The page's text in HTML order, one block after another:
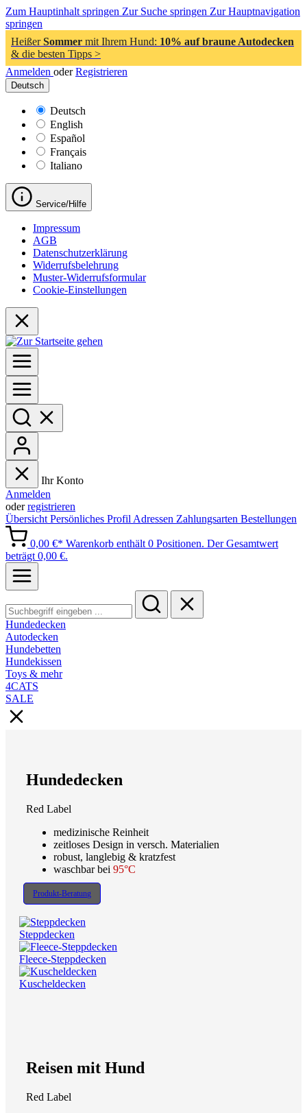
Zum Hauptinhalt springen Zur Suche springen Zur Hauptnavigation
springen
HeißerSommer mit Ihrem Hund: 10% auf braune Autodecken
& die besten Tipps >
Anmelden oder Registrieren
Deutsch
Deutsch
English
Español
Français
Italiano
Service/Hilfe
Impressum
AGB
Datenschutzerklärung
Widerrufsbelehrung
Muster-Widerrufsformular
Cookie-Einstellungen
Ihr Konto
Anmelden
oderregistrieren
Übersicht Persönliches Profil Adressen Zahlungsarten Bestellungen
0,00 €* Warenkorb enthält 0 Positionen. Der Gesamtwert
beträgt 0,00 €.
Hundedecken
Autodecken
Hundebetten
Hundekissen
Toys & mehr
4CATS
SALE
Hundedecken
Red Label
medizinische Reinheit
zeitloses Design in versch. Materialien
robust, langlebig & kratzfest
waschbar bei 95°C
Produkt-Beratung
Steppdecken
Fleece-Steppdecken
Kuscheldecken
Reisen mit Hund
Red Label